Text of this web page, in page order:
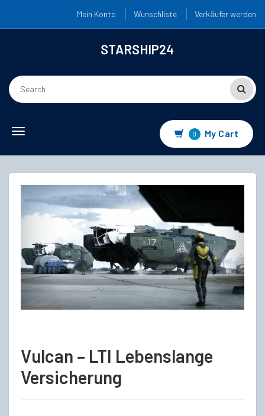
Mein Konto Wunschliste Verkäufer werden
STARSHIP24
Toggle
0 My Cart
Vulcan – LTI Lebenslange
Versicherung